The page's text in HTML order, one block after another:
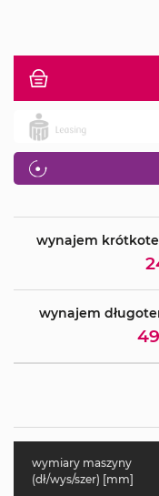
wynajem
wynajem
wymiary maszyny
(dł/wys/szer) [mm]